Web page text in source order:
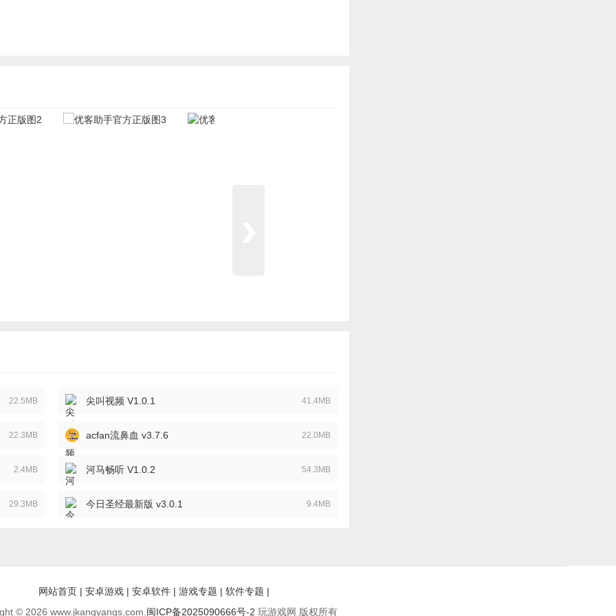
22.5MB 尖叫视频 V1.0.1 41.4MB
22.3MB acfan流鼻血 v3.7.6 22.0MB
2.4MB 河马畅听 V1.0.2 54.3MB
29.3MB 今日圣经最新版 v3.0.1 9.4MB
网站首页 | 安卓游戏 | 安卓软件 | 游戏专题 | 软件专题 |
© 2026 www.jkangyangs.com. 闽ICP备2025090666号-2 玩游戏网 版权所有